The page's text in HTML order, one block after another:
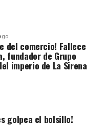
del comercio! Fallece
fundador de Grupo
imperio de La Sirena
golpea el bolsillo!